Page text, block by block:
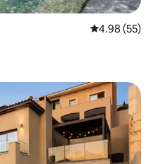
レビュー55
4.98 (55)